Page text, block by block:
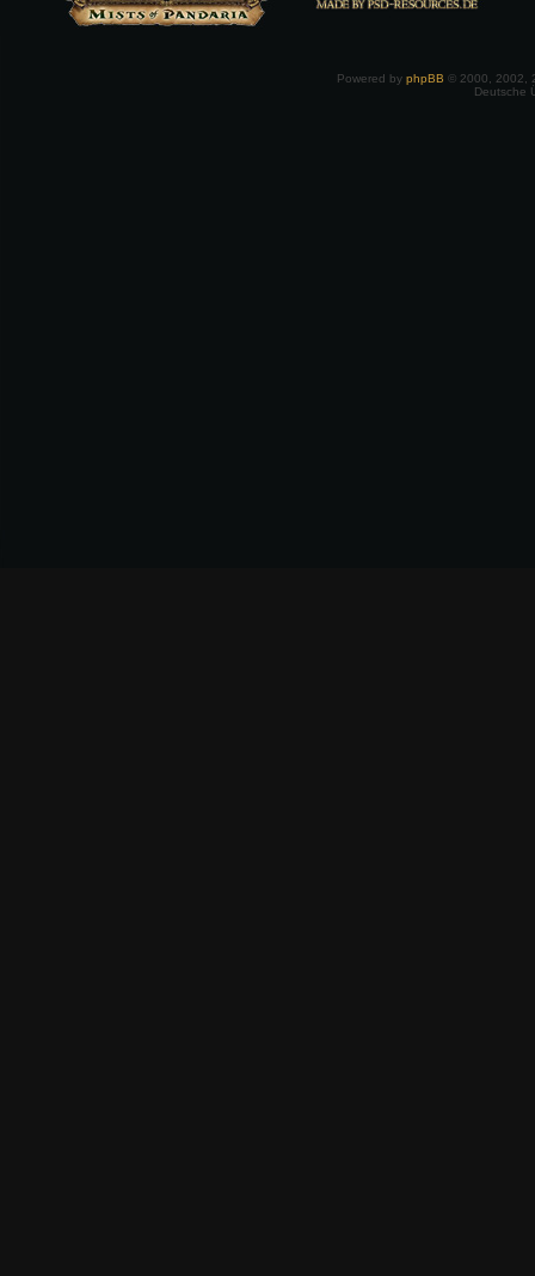
Powered by phpBB © 2000, 2002,
Deutsche